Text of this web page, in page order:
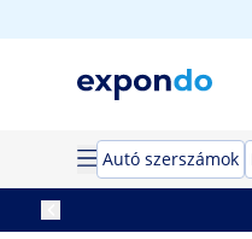
Autó szerszámok